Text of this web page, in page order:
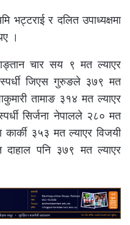
भट्टराई र दलित उपाध्यक्षमा
।
चार सय ९ मत ल्याएर
जिएस गुरुङले ३७९ मत
तामाङ ३१४ मत ल्याएर
सिर्जना नेपालले २८० मत
३५३ मत ल्याएर विजयी
पनि ३७९ मत ल्याएर